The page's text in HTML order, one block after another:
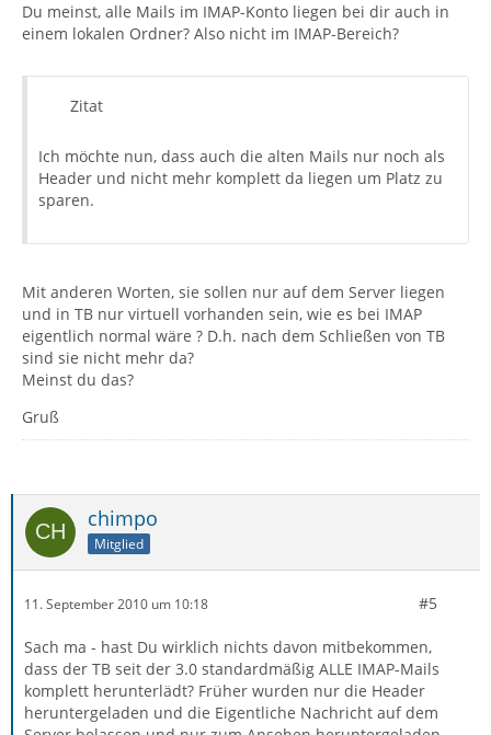
Du meinst, alle Mails im IMAP-Konto liegen bei dir auch in
einem lokalen Ordner? Also nicht im IMAP-Bereich?
Zitat
Ich möchte nun, dass auch die alten Mails nur noch als
Header und nicht mehr komplett da liegen um Platz zu
sparen.
Mit anderen Worten, sie sollen nur auf dem Server liegen
und in TB nur virtuell vorhanden sein, wie es bei IMAP
eigentlich normal wäre ? D.h. nach dem Schließen von TB
sind sie nicht mehr da?
Meinst du das?
Gruß
chimpo
Mitglied
11. September 2010 um 10:18 #5
Sach ma - hast Du wirklich nichts davon mitbekommen,
dass der TB seit der 3.0 standardmäßig ALLE IMAP-Mails
komplett herunterlädt? Früher wurden nur die Header
heruntergeladen und die Eigentliche Nachricht auf dem